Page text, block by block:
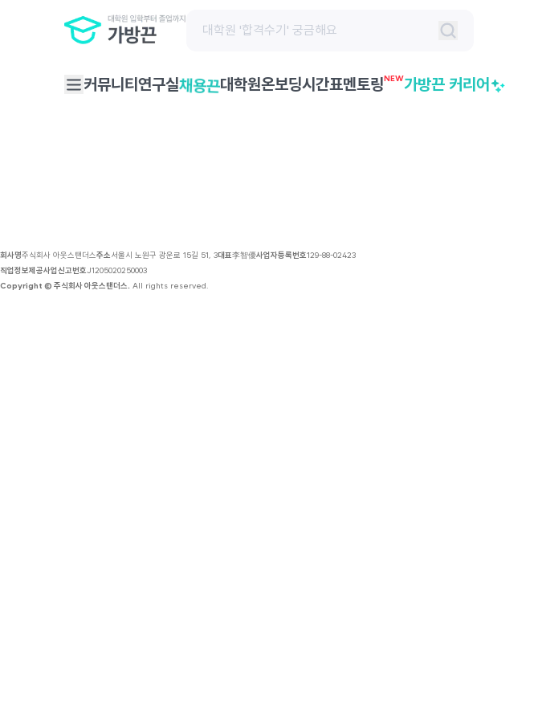
커뮤니티 연구실채용끈대학원온보딩시간표멘토링NEW가방끈 커리어
회사명주식회사 아웃스탠더스주소서울시 노원구 광운로 15길 51, 3대표李智優사업자등록번호129-88-02423
직업정보제공사업신고번호J1205020250003
Copyright © 주식회사 아웃스탠더스. All rights reserved.